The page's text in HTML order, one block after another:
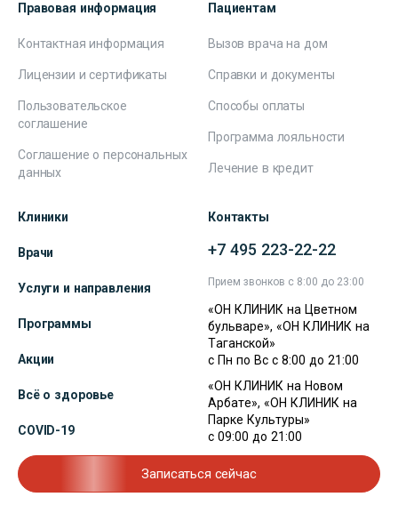
Правовая информация
Контактная информация
Лицензии и сертификаты
Пользовательское
соглашение
Соглашение о персональных
данных
Пациентам
Вызов врача на дом
Справки и документы
Способы оплаты
Программа лояльности
Лечение в кредит
Клиники
Врачи
Услуги и направления
Программы
Акции
Всё о здоровье
COVID-19
Контакты
+7 495 223-22-22
Прием звонков с 8:00 до 23:00
«ОН КЛИНИК на Цветном
бульваре», «ОН КЛИНИК на
Таганской»
с Пн по Вс с 8:00 до 21:00
«ОН КЛИНИК на Новом
Арбате», «ОН КЛИНИК на
Парке Культуры»
с 09:00 до 21:00
Записаться сейчас